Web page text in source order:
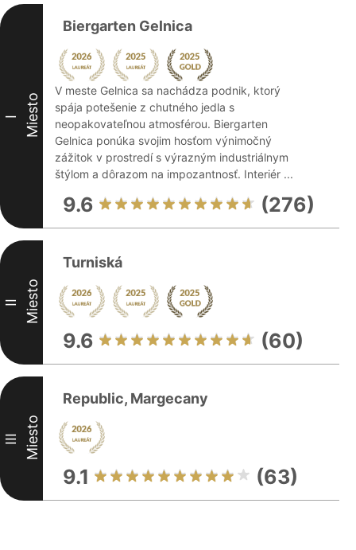
I Miesto
Biergarten Gelnica
V meste Gelnica sa nachádza podnik, ktorý
spája potešenie z chutného jedla s
neopakovateľnou atmosférou. Biergarten
Gelnica ponúka svojim hosťom výnimočný
zážitok v prostredí s výrazným industriálnym
štýlom a dôrazom na impozantnosť. Interiér ...
9.6 (276)
II Miesto
Turniská
9.6 (60)
III Miesto
Republic, Margecany
9.1 (63)